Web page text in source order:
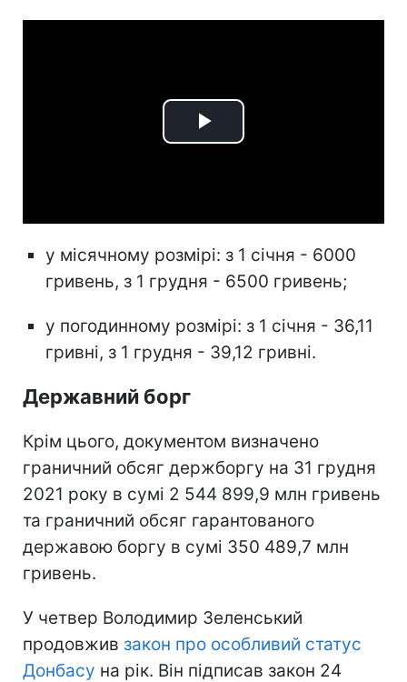
Play
у місячному розмірі: з 1 січня - 6000
гривень, з 1 грудня - 6500 гривень;
у погодинному розмірі: з 1 січня - 36,11
гривні, з 1 грудня - 39,12 гривні.
Державний борг
Крім цього, документом визначено
граничний обсяг держборгу на 31 грудня
2021 року в сумі 2 544 899,9 млн гривень
та граничний обсяг гарантованого
державою боргу в сумі 350 489,7 млн
гривень.
У четвер Володимир Зеленський
продовжив закон про особливий статус
Донбасу на рік. Він підписав закон 24